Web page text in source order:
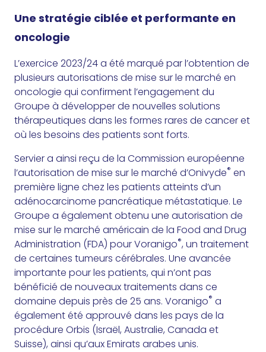
Une stratégie ciblée et performante en
oncologie
L’exercice 2023/24 a été marqué par l’obtention de
plusieurs autorisations de mise sur le marché en
oncologie qui confirment l’engagement du
Groupe à développer de nouvelles solutions
thérapeutiques dans les formes rares de cancer et
où les besoins des patients sont forts.
Servier a ainsi reçu de la Commission européenne
l’autorisation de mise sur le marché d’Onivyde® en
première ligne chez les patients atteints d’un
adénocarcinome pancréatique métastatique. Le
Groupe a également obtenu une autorisation de
mise sur le marché américain de la Food and Drug
Administration (FDA) pour Voranigo®, un traitement
de certaines tumeurs cérébrales. Une avancée
importante pour les patients, qui n’ont pas
bénéficié de nouveaux traitements dans ce
domaine depuis près de 25 ans. Voranigo® a
également été approuvé dans les pays de la
procédure Orbis (Israël, Australie, Canada et
Suisse), ainsi qu’aux Emirats arabes unis.